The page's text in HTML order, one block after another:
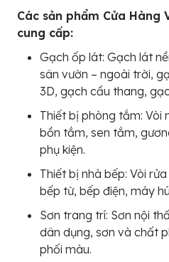
Các sản phẩm Cửa Hàng
cung cấp:
Gạch ốp lát: Gạch lát
sân vườn – ngoài trời,
3D, gạch cầu thang,
Thiết bị phòng tắm: Vòi
bồn tắm, sen tắm,
phụ kiện.
Thiết bị nhà bếp: Vòi
bếp từ, bếp điện, máy
Sơn trang trí: Sơn nội
dân dụng, sơn và chất
phối màu.